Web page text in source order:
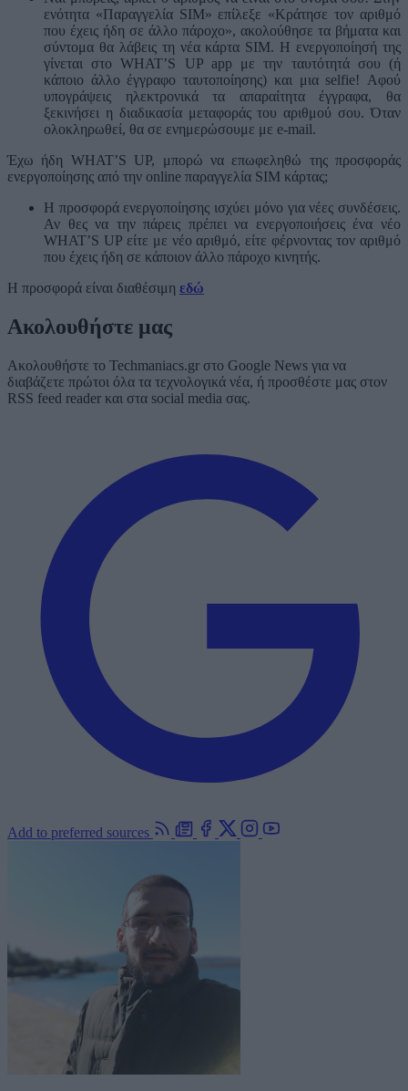
ενότητα «Παραγγελία SIM» επίλεξε «Κράτησε τον αριθμό
που έχεις ήδη σε άλλο πάροχο», ακολούθησε τα βήματα και
σύντομα θα λάβεις τη νέα κάρτα SIM. Η ενεργοποίησή της
γίνεται στο WHAT’S UP app με την ταυτότητά σου (ή
κάποιο άλλο έγγραφο ταυτοποίησης) και μια selfie! Αφού
υπογράψεις ηλεκτρονικά τα απαραίτητα έγγραφα, θα
ξεκινήσει η διαδικασία μεταφοράς του αριθμού σου. Όταν
ολοκληρωθεί, θα σε ενημερώσουμε με e-mail.
Έχω ήδη WHAT’S UP, μπορώ να επωφεληθώ της προσφοράς
ενεργοποίησης από την online παραγγελία SIM κάρτας;
Η προσφορά ενεργοποίησης ισχύει μόνο για νέες συνδέσεις.
Αν θες να την πάρεις πρέπει να ενεργοποιήσεις ένα νέο
WHAT’S UP είτε με νέο αριθμό, είτε φέρνοντας τον αριθμό
που έχεις ήδη σε κάποιον άλλο πάροχο κινητής.
Η προσφορά είναι διαθέσιμη εδώ
Ακολουθήστε μας
Ακολουθήστε το Techmaniacs.gr στο Google News για να
διαβάζετε πρώτοι όλα τα τεχνολογικά νέα, ή προσθέστε μας στον
RSS feed reader και στα social media σας.
Add to preferred sources